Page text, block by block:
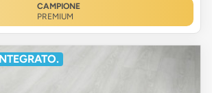
CAMPIONE
PREMIUM